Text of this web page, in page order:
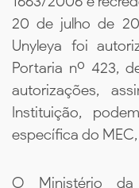
20 de julho de
Unyleya foi
Portaria nº 423,
autorizações,
Instituição,
específica do
O Ministério